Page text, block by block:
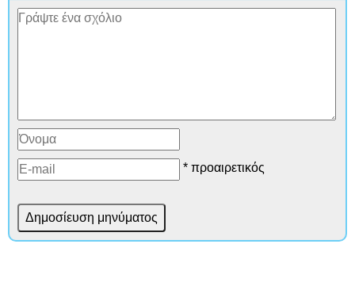
* προαιρετικός